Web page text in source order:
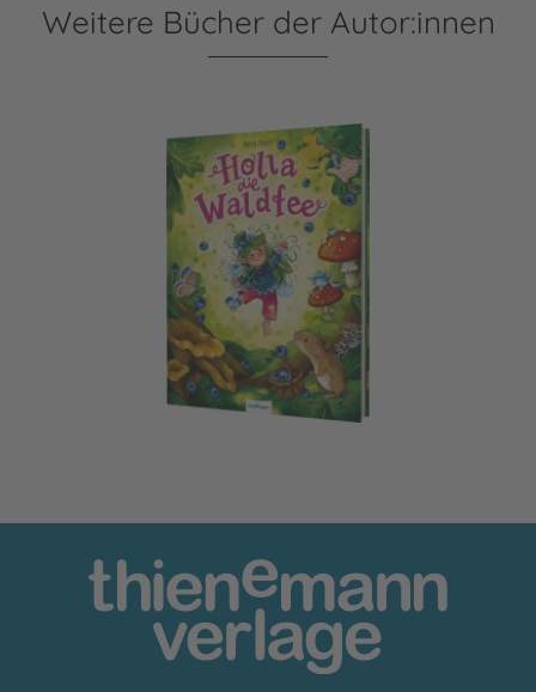
Weitere Bücher der Autor:innen
Holla, die Waldfee